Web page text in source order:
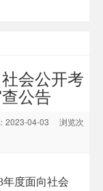
会公开考
公告
2023-04-03
浏览次
年度面向社会